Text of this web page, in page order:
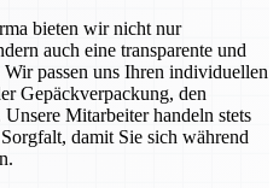
bieten wir nicht nur
auch eine transparente und
passen uns Ihren individuellen
Gepäckverpackung, den
Mitarbeiter handeln stets
damit Sie sich während